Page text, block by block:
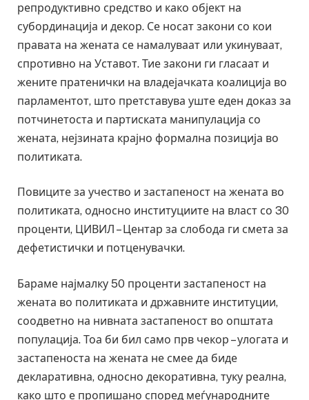
репродуктивно средство и како објект на
субординација и декор. Се носат закони со кои
правата на жената се намалуваат или укинуваат,
спротивно на Уставот. Тие закони ги гласаат и
жените пратенички на владејачката коалиција во
парламентот, што претставува уште еден доказ за
потчинетоста и партиската манипулација со
жената, нејзината крајно формална позиција во
политиката.
Повиците за учество и застапеност на жената во
политиката, односно институциите на власт со 30
проценти, ЦИВИЛ – Центар за слобода ги смета за
дефетистички и потценувачки.
Бараме најмалку 50 проценти застапеност на
жената во политиката и државните институции,
соодветно на нивната застапеност во општата
популација. Тоа би бил само прв чекор – улогата и
застапеноста на жената не смее да биде
декларативна, односно декоративна, туку реална,
како што е пропишано според меѓународните